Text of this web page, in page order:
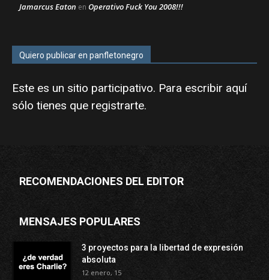
Jamarcus Eaton en Operativo Fuck You 2008!!!
Quiero publicar en panfletonegro
Este es un sitio participativo. Para escribir aquí
sólo tienes que registrarte.
RECOMENDACIONES DEL EDITOR
MENSAJES POPULARES
3 proyectos para la libertad de expresión
absoluta
12 enero, 15